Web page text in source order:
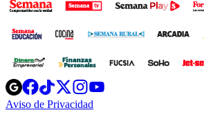
Opens
in
new
Opens
in
new
Opens
in
new
Opens
new
Aviso de Privacidad